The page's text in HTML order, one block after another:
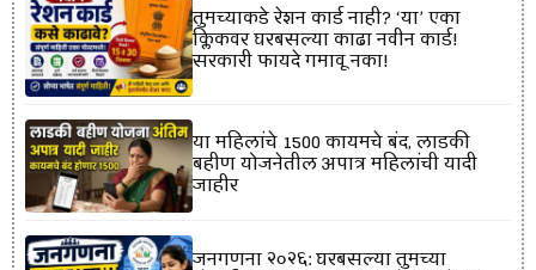
तुमच्याकडे रेशन कार्ड नाही? ‘या’ एका
क्लिकवर घरबसल्या काढा नवीन कार्ड!
सरकारी फायदे गमावू नका!
या महिलांचे 1500 कायमचे बंद, लाडकी
बहीण योजनेतील अपात्र महिलांची यादी
जाहीर
जनगणना २०२६: घरबसल्या तुमच्या